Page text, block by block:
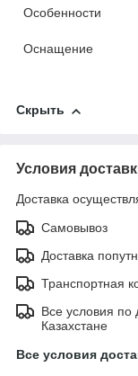
Особенности
Оснащение
Скрыть
Условия
Доставка
Самовывоз
Доставка
Транспортная
Все условия по
Казахстане
Все условия